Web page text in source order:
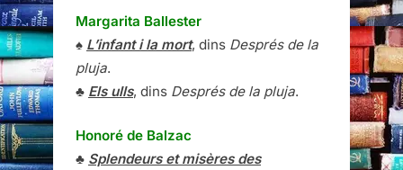
Margarita Ballester
♠ L’infant i la mort, dins Després de la
pluja.
♣ Els ulls, dins Després de la pluja.
Honoré de Balzac
♣ Splendeurs et misères des